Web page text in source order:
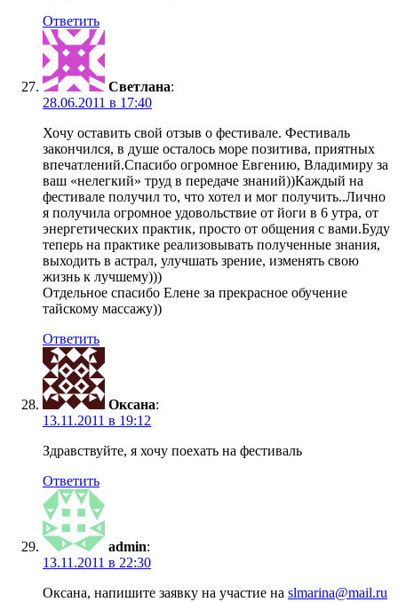
Ответить
Светлана:
28.06.2011 в 17:40
Хочу оставить свой отзыв о фестивале. Фестиваль
закончился, в душе осталось море позитива, приятных
впечатлений.Спасибо огромное Евгению, Владимиру за
ваш «нелегкий» труд в передаче знаний))Каждый на
фестивале получил то, что хотел и мог получить..Лично
я получила огромное удовольствие от йоги в 6 утра, от
энергетических практик, просто от общения с вами.Буду
теперь на практике реализовывать полученные знания,
выходить в астрал, улучшать зрение, изменять свою
жизнь к лучшему)))
Отдельное спасибо Елене за прекрасное обучение
тайскому массажу))
Ответить
Оксана:
13.11.2011 в 19:12
Здравствуйте, я хочу поехать на фестиваль
Ответить
admin:
13.11.2011 в 22:30
Оксана, напишите заявку на участие на slmarina@mail.ru